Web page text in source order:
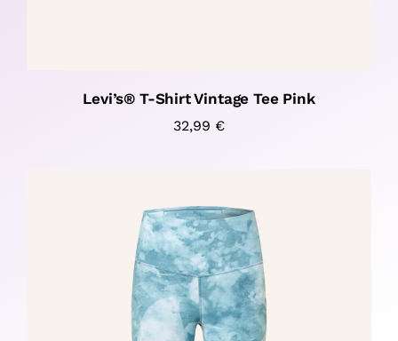
Levi’s® T-Shirt Vintage Tee Pink
32,99 €